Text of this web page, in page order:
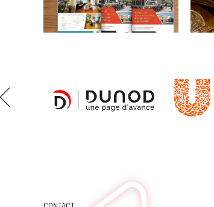
différentes stories pour
les réseaux sociaux
afin de promouvoir
Estate
Partners